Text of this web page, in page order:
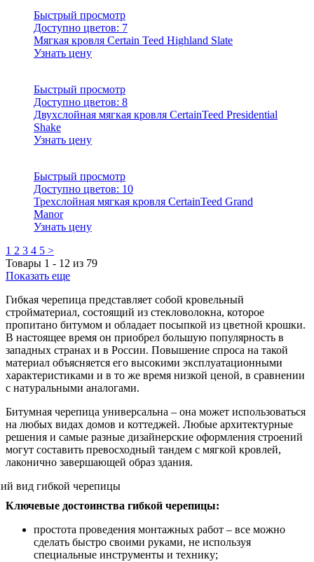
Быстрый просмотр
Доступно цветов: 7
Мягкая кровля Certain Teed Highland Slate
Узнать цену
Быстрый просмотр
Доступно цветов: 8
Двухслойная мягкая кровля CertainTeed Presidential
Shake
Узнать цену
Быстрый просмотр
Доступно цветов: 10
Трехслойная мягкая кровля CertainTeed Grand
Manor
Узнать цену
1 2 3 4 5 >
Товары 1 - 12 из 79
Показать еще
Гибкая черепица представляет собой кровельный
стройматериал, состоящий из стекловолокна, которое
пропитано битумом и обладает посыпкой из цветной крошки.
В настоящее время он приобрел большую популярность в
западных странах и в России. Повышение спроса на такой
материал объясняется его высокими эксплуатационными
характеристиками и в то же время низкой ценой, в сравнении
с натуральными аналогами.
Битумная черепица универсальна – она может использоваться
на любых видах домов и коттеджей. Любые архитектурные
решения и самые разные дизайнерские оформления строений
могут составить превосходный тандем с мягкой кровлей,
лаконично завершающей образ здания.
Ключевые достоинства гибкой черепицы:
простота проведения монтажных работ – все можно
сделать быстро своими руками, не используя
специальные инструменты и технику;